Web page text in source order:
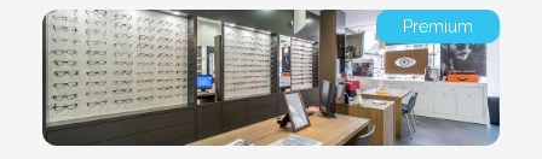
Premium